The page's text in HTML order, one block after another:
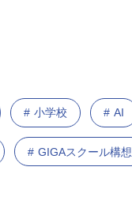
小学校 AI
GIGAスクール構想